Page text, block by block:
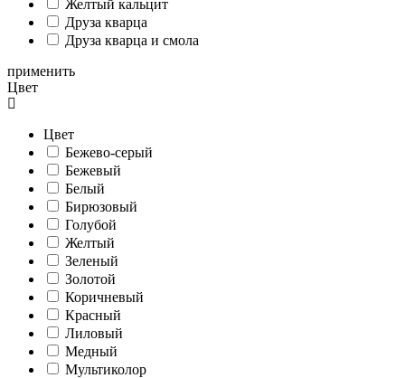
Желтый кальцит
Друза кварца
Друза кварца и смола
применить
Цвет
Цвет
Бежево-серый
Бежевый
Белый
Бирюзовый
Голубой
Желтый
Зеленый
Золотой
Коричневый
Красный
Лиловый
Медный
Мультиколор